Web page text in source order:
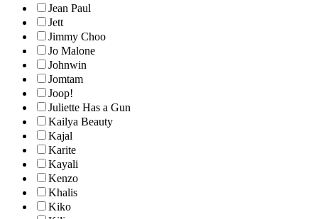
Jean Paul
Jett
Jimmy Choo
Jo Malone
Johnwin
Jomtam
Joop!
Juliette Has a Gun
Kailya Beauty
Kajal
Karite
Kayali
Kenzo
Khalis
Kiko